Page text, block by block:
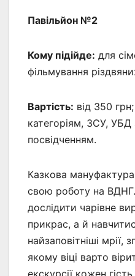
Павільйон №2
Кому підійде: для
фільмування
Вартість: від 350
категоріям, ЗСУ, УБД
посвідченням.
Казкова мануфактура
свою роботу на
дослідити чарівне
прикрас, а й
найзаповітніші мрії,
якому віці варто
екскурсії кожен